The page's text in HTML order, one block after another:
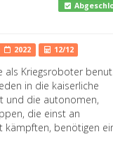
2022 12/12
als Kriegsroboter
in die kaiserliche
und die autonomen,
die einst an
kämpften, benötigen